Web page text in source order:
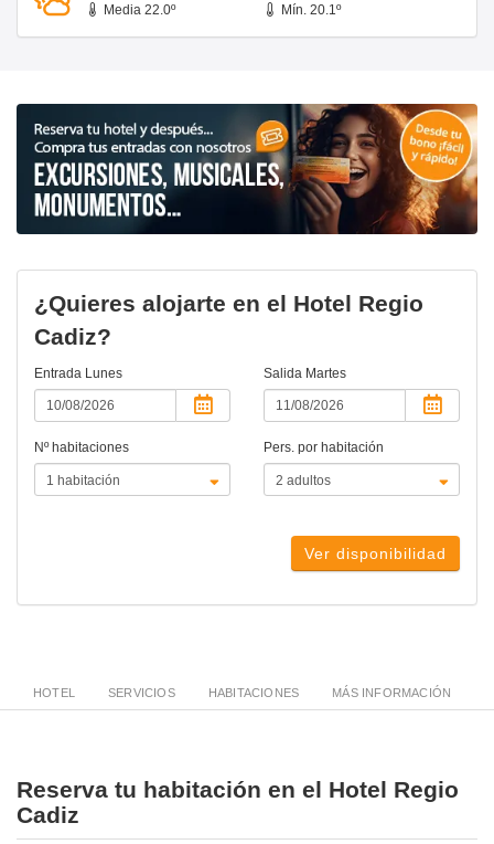
Media 22.0º
Mín. 20.1º
¿Quieres alojarte en el Hotel Regio
Cadiz?
Entrada Lunes Salida Martes
Nº habitaciones Pers. por habitación
Ver disponibilidad
HOTEL SERVICIOS HABITACIONES MÁS INFORMACIÓN
Reserva tu habitación en el Hotel Regio
Cadiz